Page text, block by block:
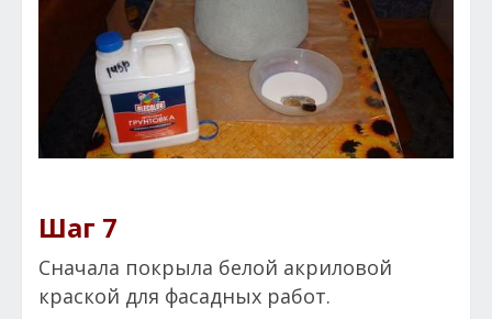
Шаг 7
Сначала покрыла белой акриловой
краской для фасадных работ.